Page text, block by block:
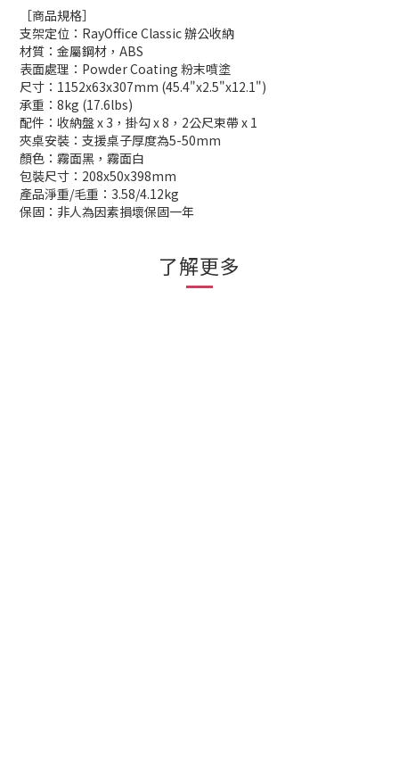
［商品規格］
支架定位：RayOffice Classic 辦公收納
材質：金屬鋼材，ABS
表面處理：Powder Coating 粉末噴塗
尺寸：1152x63x307mm (45.4"x2.5"x12.1")
承重：8kg (17.6lbs)
配件：收納盤 x 3，掛勾 x 8，2公尺束帶 x 1
夾桌安裝：支援桌子厚度為5-50mm
顏色：霧面黑，霧面白
包裝尺寸：208x50x398mm
產品淨重/毛重：3.58/4.12kg
保固：非人為因素損壞保固一年
了解更多